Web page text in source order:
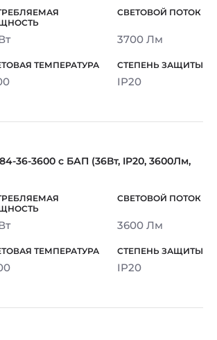
3700 Лм
IP20
36-3600 с БАП (36Вт, IP20, 3600Лм,
3600 Лм
IP20